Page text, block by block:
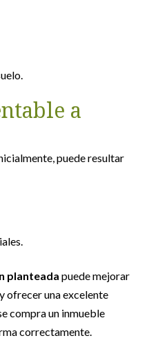
a
puede resultar
planteada puede mejorar
ofrecer una excelente
compra un inmueble
correctamente.